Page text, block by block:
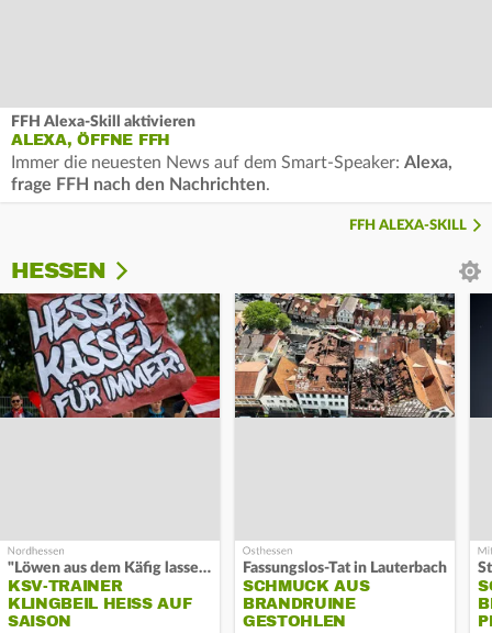
FFH Alexa-Skill aktivieren
ALEXA, ÖFFNE FFH
Immer die neuesten News auf dem Smart-Speaker: Alexa,
frage FFH nach den Nachrichten.
FFH ALEXA-SKILL
HESSEN
"Löwen aus dem Käfig lassen"
KSV-TRAINER
KLINGBEIL HEISS AUF S
AISON
Fassungslos-Tat in Lauterbach
SCHMUCK AUS
BRANDRUINE
GESTOHLEN